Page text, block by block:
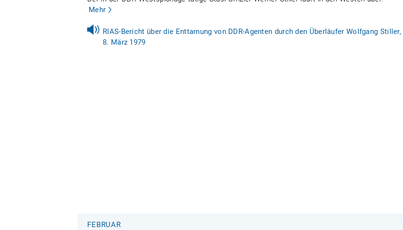
Mehr
RIAS-Bericht über die Enttarnung von DDR-Agenten durch den Überläufer Wolfgang Stiller,
8. März 1979
FEBRUAR